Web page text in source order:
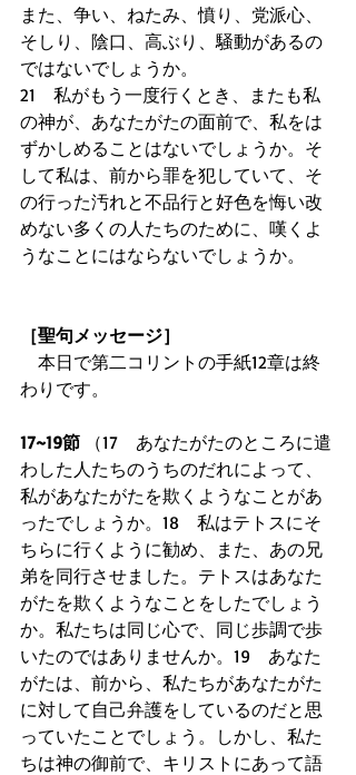
また、争い、ねたみ、憤り、党派心、
そしり、陰口、高ぶり、騒動があるの
ではないでしょうか。
21　私がもう一度行くとき、またも私
の神が、あなたがたの面前で、私をは
ずかしめることはないでしょうか。そ
して私は、前から罪を犯していて、そ
の行った汚れと不品行と好色を悔い改
めない多くの人たちのために、嘆くよ
うなことにはならないでしょうか。
［聖句メッセージ］
本日で第二コリントの手紙12章は終
わりです。
17~19節 （17　あなたがたのところに遣
わした人たちのうちのだれによって、
私があなたがたを欺くようなことがあ
ったでしょうか。18　私はテトスにそ
ちらに行くように勧め、また、あの兄
弟を同行させました。テトスはあなた
がたを欺くようなことをしたでしょう
か。私たちは同じ心で、同じ歩調で歩
いたのではありませんか。19　あなた
がたは、前から、私たちがあなたがた
に対して自己弁護をしているのだと思
っていたことでしょう。しかし、私た
ちは神の御前で、キリストにあって語